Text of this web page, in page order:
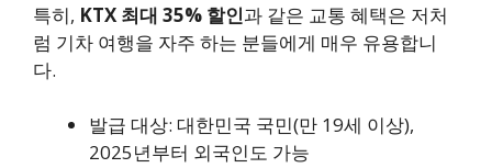
특히, KTX 최대 35% 할인과 같은 교통 혜택은 저처
럼 기차 여행을 자주 하는 분들에게 매우 유용합니
다.
발급 대상: 대한민국 국민(만 19세 이상),
2025년부터 외국인도 가능